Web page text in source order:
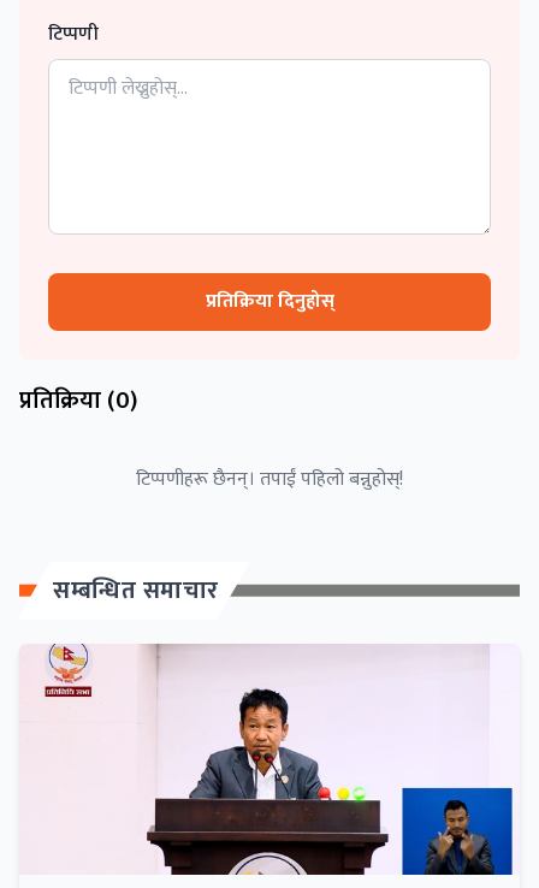
टिप्पणी
प्रतिक्रिया दिनुहोस्
प्रतिक्रिया (0)
टिप्पणीहरू छैनन्। तपाईं पहिलो बन्नुहोस्!
सम्बन्धित समाचार